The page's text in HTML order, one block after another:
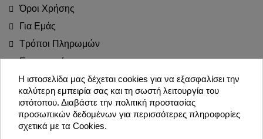
Όροι Χρήσης
Για Εμάς
Τρόποι Πληρωμών
Επιστροφές
Blog
Join the Party!
Η ιστοσελίδα μας δέχεται cookies για να εξασφαλίσει την
καλύτερη εμπειρία σας και τη σωστή λειτουργία του
ιστότοπου. Διαβάστε την πολιτική προστασίας
προσωπικών δεδομένων για περισσότερες πληροφορίες
σχετικά με τα Cookies.